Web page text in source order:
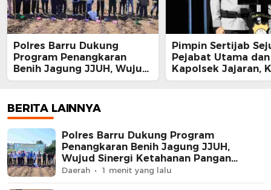
Polres Barru Dukung
Program Penangkaran
Benih Jagung JJUH, Wujud
Sinergi Ketahanan Pangan
Pimpin Sertijab
Pejabat Utama dan
Kapolsek Jajaran,
Barru Harap
BERITA LAINNYA
Polres Barru Dukung Program
Penangkaran Benih Jagung JJUH,
Wujud Sinergi Ketahanan Pangan
Nasional
Daerah 1 menit yang lalu